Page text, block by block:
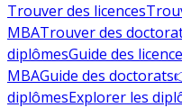
Trouver des licences
MBATrouver des
diplômesGuide des
MBAGuide des doctorats
diplômesExplorer les